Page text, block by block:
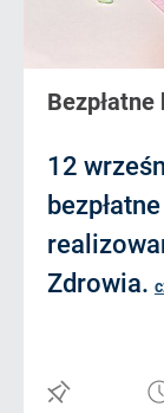
Bezpłatne
12
Zdrowia.